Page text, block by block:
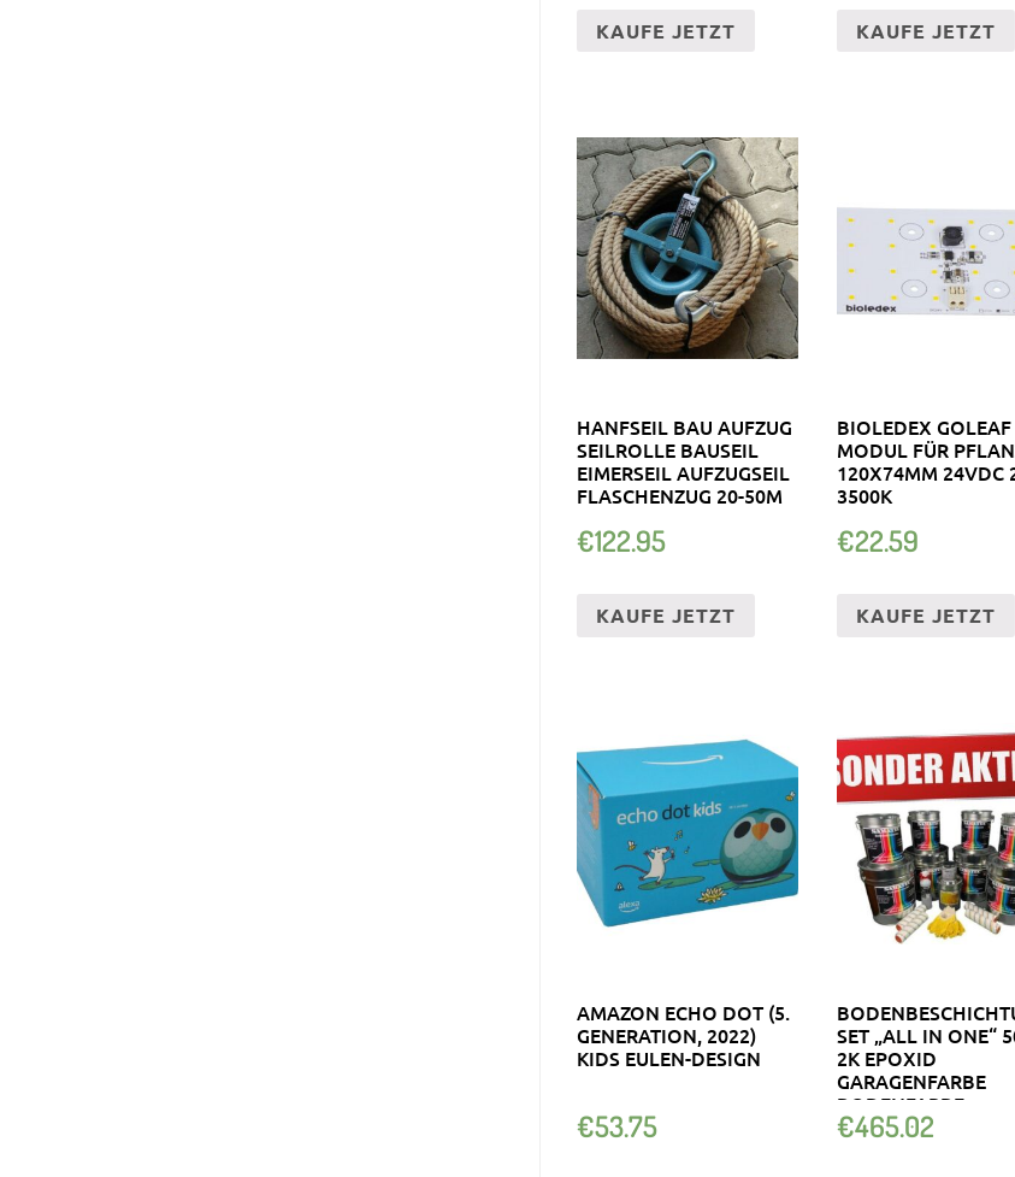
KAUFE JETZT KAUFE JETZT
HANFSEIL BAU AUFZUG
SEILROLLE BAUSEIL
EIMERSEIL AUFZUGSEIL
FLASCHENZUG 20-50M
€122.95
KAUFE JETZT
BIOLEDEX
MODUL FÜR
120X74MM 24VDC
3500K
€22.59
KAUFE JETZT
AMAZON ECHO DOT (5.
GENERATION, 2022)
KIDS EULEN-DESIGN
€53.75
SET „ALL IN ONE“
2K EPOXID
GARAGENFARBE
BODENFARBE
BETONFARBE
€465.02